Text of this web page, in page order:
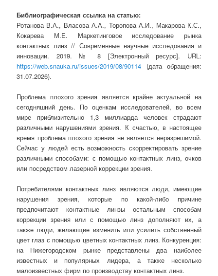
Библиографическая ссылка на статью:
Ротанова В.А., Власова А.А., Торопова А.И., Макарова К.С.,
Кокарева М.Е. Маркетинговое исследование рынка
контактных линз // Современные научные исследования и
инновации. 2019. № 8 [Электронный ресурс]. URL:
https://web.snauka.ru/issues/2019/08/90114 (дата обращения:
31.07.2026).
Проблема плохого зрения является крайне актуальной на
сегодняшний день. По оценкам исследователей, во всем
мире приблизительно 1,3 миллиарда человек страдают
различными нарушениями зрения. К счастью, в настоящее
время проблема плохого зрения не является неразрешимой.
Сейчас у людей есть возможность скорректировать зрение
различными способами: с помощью контактных линз, очков
или посредством лазерной коррекции зрения.
Потребителями контактных линз являются люди, имеющие
нарушения зрения, которые по какой-либо причине
предпочитают контактные линзы остальным способам
коррекции зрения или с помощью линз дополняют их, а
также люди, желающие изменить или усилить собственный
цвет глаз с помощью цветных контактных линз. Конкуренция:
на Нижегородском рынке представлены два наиболее
известных и популярных лидера, а также несколько
малоизвестных фирм по производству контактных линз.